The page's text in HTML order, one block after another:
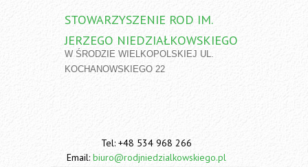
STOWARZYSZENIE ROD IM.
JERZEGO NIEDZIAŁKOWSKIEGO
W ŚRODZIE WIELKOPOLSKIEJ UL.
KOCHANOWSKIEGO 22
Tel: +48 534 968 266
Email: biuro@rodjniedzialkowskiego.pl